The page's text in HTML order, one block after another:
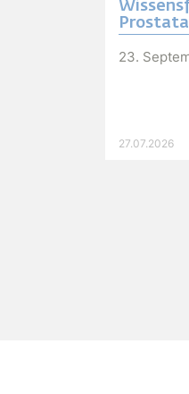
Prostata
23.
27.07.2026